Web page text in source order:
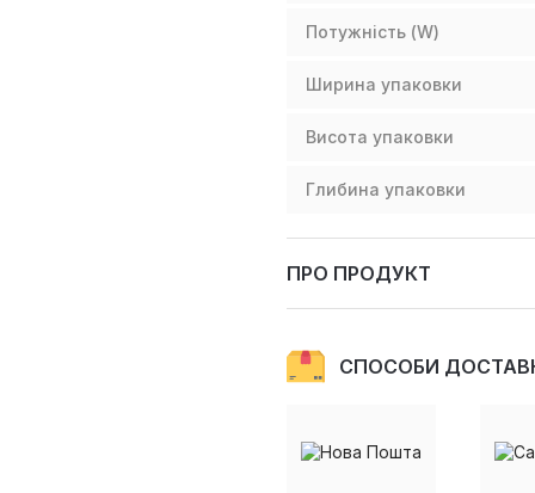
Потужність (W)
Ширина упаковки
Висота упаковки
Глибина упаковки
ПРО ПРОДУКТ
СПОСОБИ